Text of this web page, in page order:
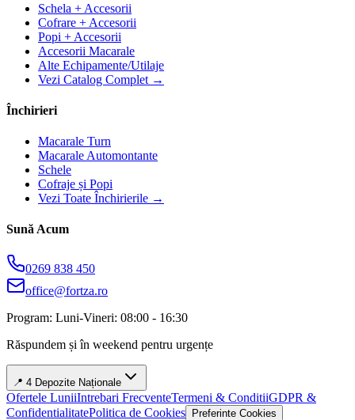
Schela + Accesorii
Cofrare + Accesorii
Popi + Accesorii
Accesorii Macarale
Alte Echipamente/Utilaje
Vezi Catalog Complet →
Închirieri
Macarale Turn
Macarale Automontante
Schele
Cofraje și Popi
Vezi Toate Închirierile →
Sună Acum
0269 838 450
office@fortza.ro
Program: Luni-Vineri: 08:00 - 16:30
Răspundem și în weekend pentru urgențe
📍 4 Depozite Naționale
Ofertele LuniiIntrebari FrecventeTermeni & ConditiiGDPR &
ConfidentialitatePolitica de Cookies Preferinte Cookies